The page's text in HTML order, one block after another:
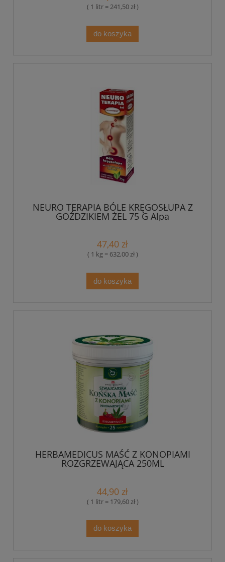
( 1 litr = 241,50 zł )
do koszyka
NEURO TERAPIA BÓLE KRĘGOSŁUPA Z
GOŹDZIKIEM ŻEL 75 G Alpa
47,40 zł
( 1 kg = 632,00 zł )
do koszyka
HERBAMEDICUS MAŚĆ Z KONOPIAMI
ROZGRZEWAJĄCA 250ML
44,90 zł
( 1 litr = 179,60 zł )
do koszyka